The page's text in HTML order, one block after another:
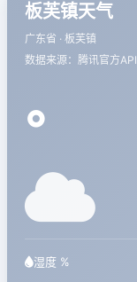
板芙镇天气
广东省 · 板芙镇
数据来源：腾讯官方API
°
湿度 %